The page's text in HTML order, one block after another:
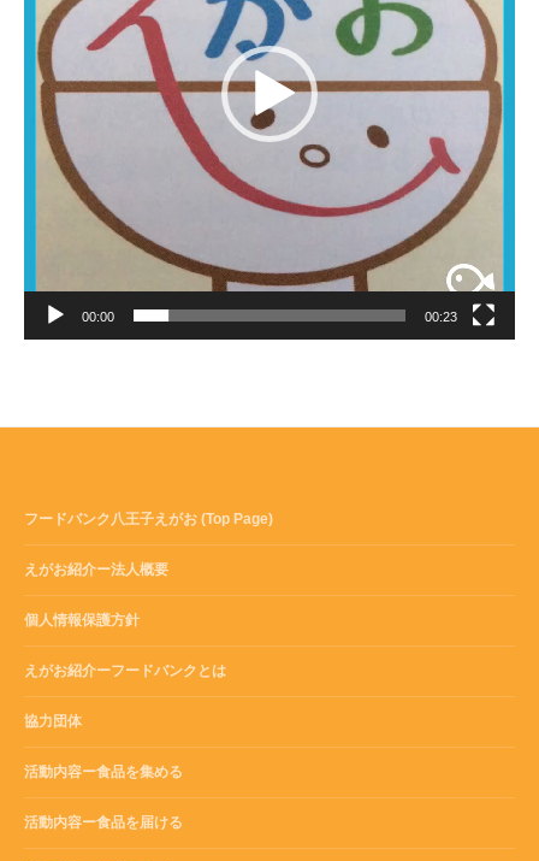
00:00 00:23
フードバンク八王子えがお (Top Page)
えがお紹介ー法人概要
個人情報保護方針
えがお紹介ーフードバンクとは
協力団体
活動内容ー食品を集める
活動内容ー食品を届ける